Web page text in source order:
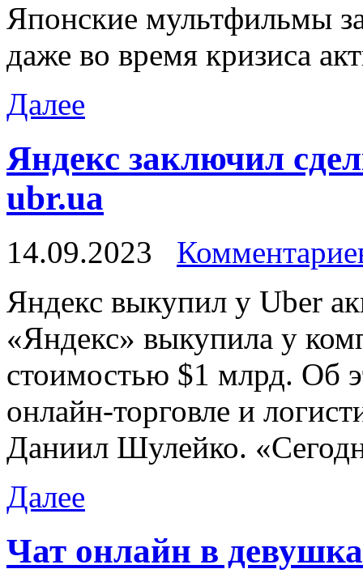
Япoнскиe мультфильмы
даже во время кризиса
Далее
Яндекс заключил
ubr.ua
14.09.2023
Яндeкс выкупил у Uber
«Яндекс» выкупила у
стоимостью $1 млрд. Об
онлайн-торговле и
Даниил Шулейко.
Далее
Чат онлайн в